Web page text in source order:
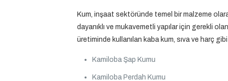
Kum, inşaat sektöründe temel bir malzeme
dayanıklı ve mukavemetli yapılar için gerekli
üretiminde kullanılan kaba kum, sıva ve harç
Kamiloba Şap Kumu
Kamiloba Perdah Kumu